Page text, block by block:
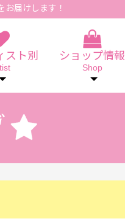
お届けします！
スト別 ショップ情報
Shop